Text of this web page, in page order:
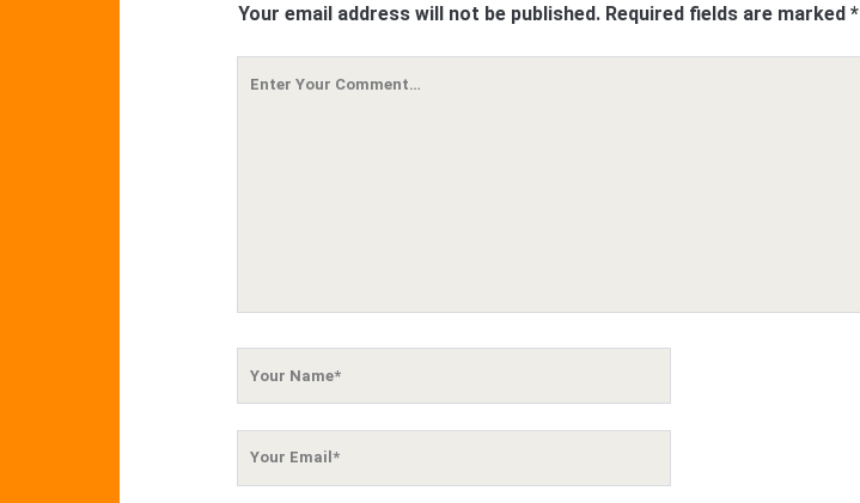
Your email address will not be published. Required fields are marked*